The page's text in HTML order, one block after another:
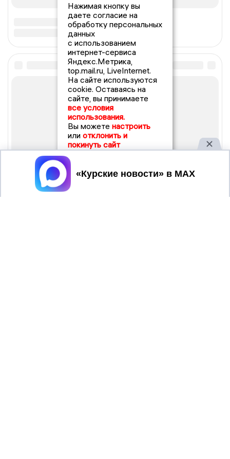
Нажимая кнопку вы
даете согласие на
обработку персональных
данных
с использованием
интернет-сервиса
Яндекс.Метрика,
top.mail.ru, LiveInternet.
На сайте используются
cookie. Оставаясь на
сайте, вы принимаете
все условия
использования.
Вы можете настроить
или отклонить и
покинуть сайт
Принять